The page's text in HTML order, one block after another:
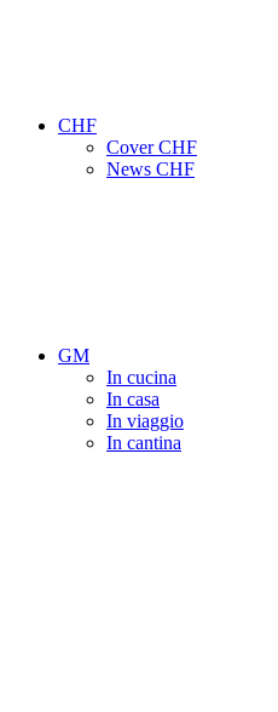
CHF
Cover CHF
News CHF
GM
In cucina
In casa
In viaggio
In cantina